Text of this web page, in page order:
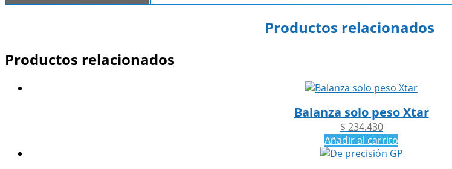
Productos relacionados
Productos relacionados
Balanza solo peso Xtar
$ 234.430
Añadir al carrito